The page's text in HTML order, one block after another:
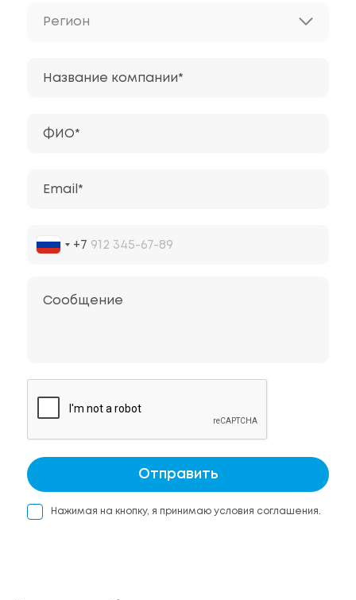
Регион
Название компании*
ФИО*
Email*
+7
Сообщение
Отправить
Нажимая на кнопку, я принимаю условия соглашения.